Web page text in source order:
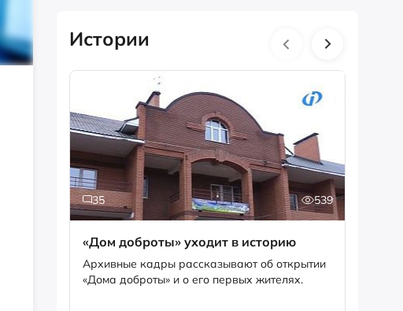
Истории
35 539
«Дом доброты» уходит в историю
Архивные кадры рассказывают об открытии
«Дома доброты» и о его первых жителях.